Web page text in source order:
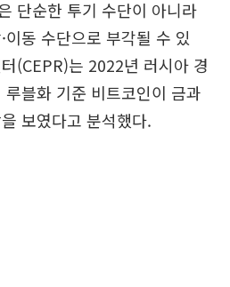
단순한 투기 수단이 아니라
이동 수단으로 부각될 수 있
(CEPR)는 2022년 러시아 경
블화 기준 비트코인이 금과
보였다고 분석했다.